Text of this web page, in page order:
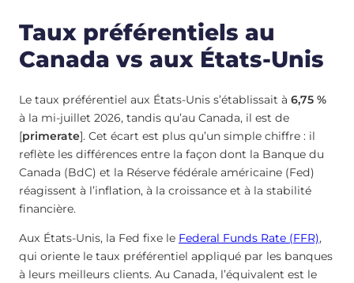
Taux préférentiels au
Canada vs aux États-Unis
Le taux préférentiel aux États-Unis s’établissait à 6,75 %
à la mi-juillet 2026, tandis qu’au Canada, il est de
[primerate]. Cet écart est plus qu’un simple chiffre : il
reflète les différences entre la façon dont la Banque du
Canada (BdC) et la Réserve fédérale américaine (Fed)
réagissent à l’inflation, à la croissance et à la stabilité
financière.
Aux États-Unis, la Fed fixe le Federal Funds Rate (FFR),
qui oriente le taux préférentiel appliqué par les banques
à leurs meilleurs clients. Au Canada, l’équivalent est le